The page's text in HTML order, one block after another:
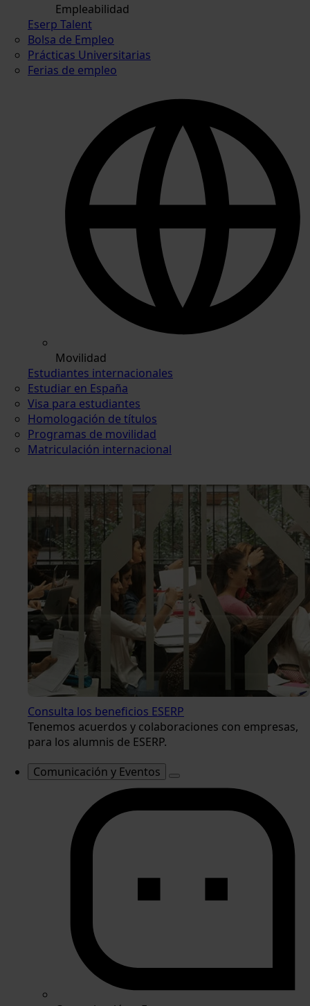
Empleabilidad
Eserp Talent
Bolsa de Empleo
Prácticas Universitarias
Ferias de empleo
Movilidad
Estudiantes internacionales
Estudiar en España
Visa para estudiantes
Homologación de títulos
Programas de movilidad
Matriculación internacional
Consulta los beneficios ESERP
Tenemos acuerdos y colaboraciones con empresas,
para los alumnis de ESERP.
Comunicación y Eventos